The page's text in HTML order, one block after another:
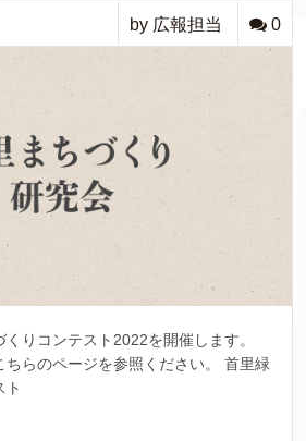
by 広報担当 0
りコンテスト2022を開催します。
らのページを参照ください。 首里緑
ト